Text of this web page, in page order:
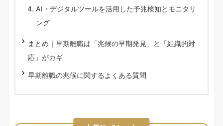
AI・デジタルツールを活用した予兆検知とモニタリ
ング
まとめ｜早期離職は「兆候の早期発見」と「組織的対
応」がカギ
早期離職の兆候に関するよくある質問